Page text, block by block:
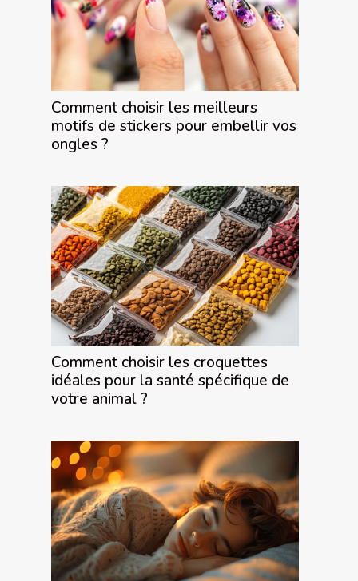
Comment choisir les meilleurs
motifs de stickers pour embellir vos
ongles ?
Comment choisir les croquettes
idéales pour la santé spécifique de
votre animal ?